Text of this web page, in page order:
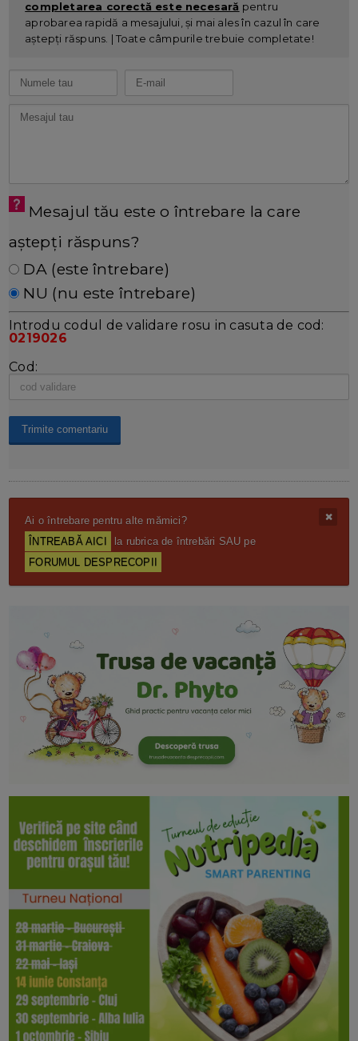
completarea corectă este necesară pentru
aprobarea rapidă a mesajului, și mai ales în cazul în care
aștepți răspuns. | Toate câmpurile trebuie completate!
Mesajul tău este o întrebare la care
aștepți răspuns?
DA (este întrebare)
NU (nu este întrebare)
Introdu codul de validare rosu in casuta de cod:
0219026
Cod:
Ai o întrebare pentru alte mămici?
ÎNTREABĂ AICI
la rubrica de întrebări SAU pe
FORUMUL DESPRECOPII